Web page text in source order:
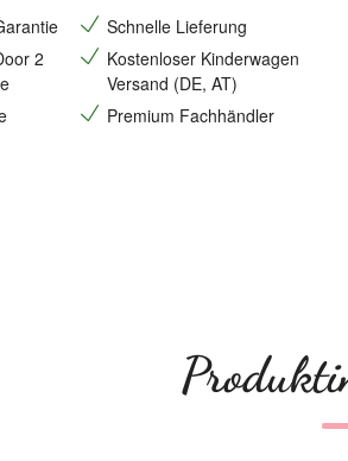
Schnelle Lieferung
2
Kostenloser Kinderwagen
Versand (DE, AT)
Premium Fachhändler